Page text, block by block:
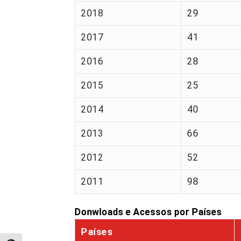
2018 29
2017 41
2016 28
2015 25
2014 40
2013 66
2012 52
2011 98
Donwloads e Acessos por Países
Países